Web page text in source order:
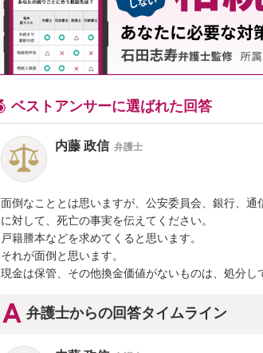
ベストアンサーに選ばれた回答
内藤 政信 弁護士
面倒なこととは思いますが、公安委員会、銀行、
に対して、死亡の事実を伝えてください。
戸籍謄本などを求めてくると思います。
それが面倒と思います。
現金は保管、その他換金価値がないものは、処分し
弁護士からの回答タイムライン